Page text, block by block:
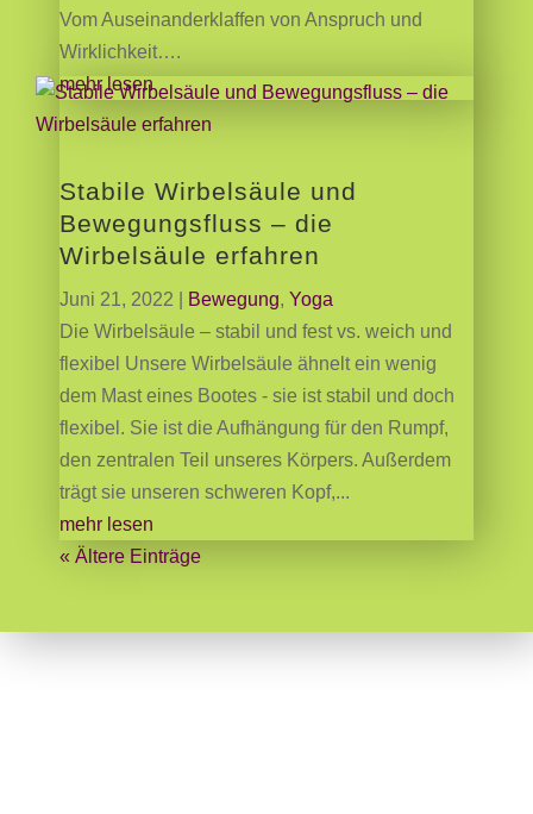
Vom Auseinanderklaffen von Anspruch und
Wirklichkeit….
mehr lesen
Stabile Wirbelsäule und
Bewegungsfluss – die
Wirbelsäule erfahren
Juni 21, 2022 Bewegung, Yoga
Die Wirbelsäule – stabil und fest vs. weich und
flexibel Unsere Wirbelsäule ähnelt ein wenig
dem Mast eines Bootes - sie ist stabil und doch
flexibel. Sie ist die Aufhängung für den Rumpf,
den zentralen Teil unseres Körpers. Außerdem
trägt sie unseren schweren Kopf,...
mehr lesen
« Ältere Einträge